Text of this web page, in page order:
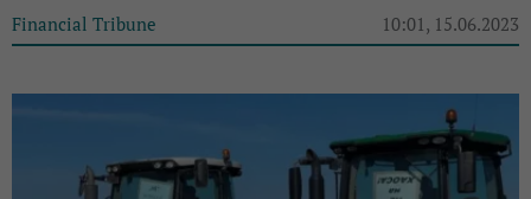
Financial Tribune 10:01, 15.06.2023